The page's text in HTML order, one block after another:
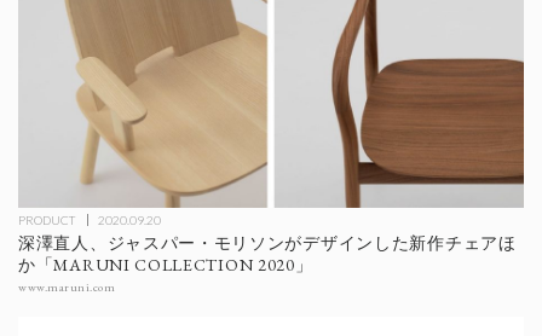
PRODUCT 2020.09.20
深澤直人、ジャスパー・モリソンがデザインした新作チェアほ
か「MARUNI COLLECTION 2020」
www.maruni.com